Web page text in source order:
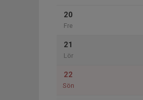
20
Fre
21
Lör
22
Sön